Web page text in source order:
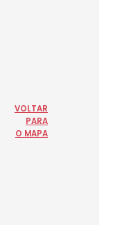
VOLTAR
PARA
O MAPA